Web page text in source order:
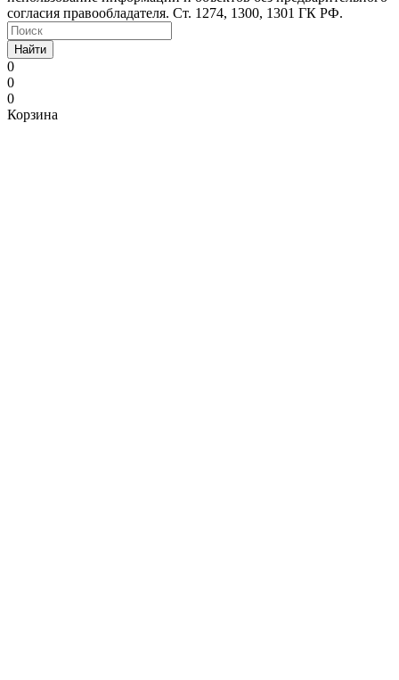
согласия правообладателя. Ст. 1274, 1300, 1301 ГК РФ.
Найти
0
0
0
Корзина